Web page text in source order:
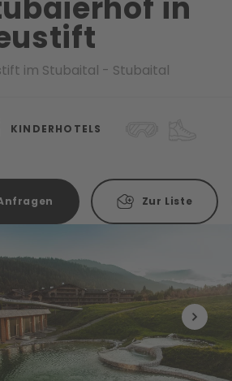
in
im Stubaital - Stubaital
KINDERHOTELS
Zur Liste